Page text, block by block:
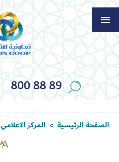
800 88 89
الصفحة الرئيسية > المركز الاعلامي